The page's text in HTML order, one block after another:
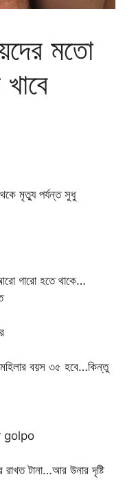
মতো
মৃত্যু পর্যন্ত সুধু
গারো হতে থাকে…
বয়স ৩৫ হবে…কিন্তু
golpo
টানা…আর উনার দৃষ্টি